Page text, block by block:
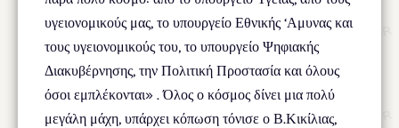
υγειονομικούς μας, το υπουργείο Εθνικής ‘Αμυνας και
τους υγειονομικούς του, το υπουργείο Ψηφιακής
Διακυβέρνησης, την Πολιτική Προστασία και όλους
όσοι εμπλέκονται» . Όλος ο κόσμος δίνει μια πολύ
μεγάλη μάχη, υπάρχει κόπωση τόνισε ο Β.Κικίλιας,